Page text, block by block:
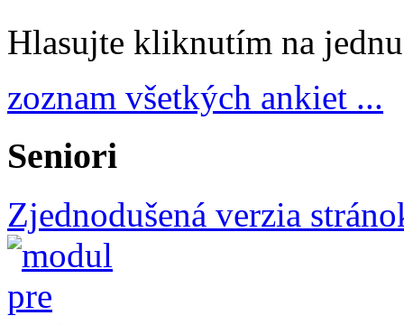
Hlasujte kliknutím na
zoznam všetkých ankiet ...
Seniori
Zjednodušená verzia